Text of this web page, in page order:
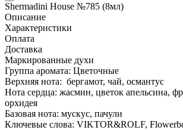
Shermadini House №785 (8мл)
Описание
Характеристики
Оплата
Доставка
Маркированные духи
Группа аромата: Цветочные
Верхняя нота: бергамот, чай, османтус
Нота сердца: жасмин, цветок апельсина,
орхидея
Базовая нота: мускус, пачули
Ключевые слова: VIKTOR&ROLF,